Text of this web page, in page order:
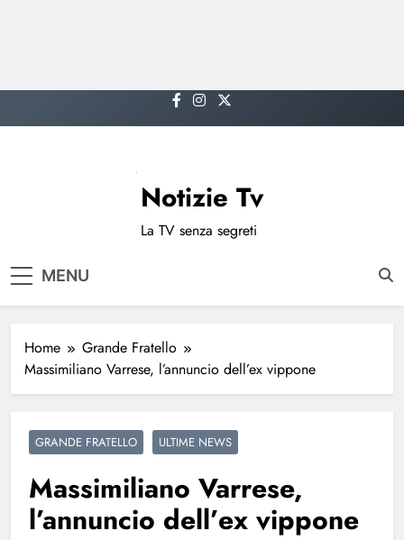
to
Notizie Tv
La TV senza segreti
MENU
Home
Grande Fratello
Massimiliano Varrese, l’annuncio dell’ex vippone
GRANDE FRATELLO ULTIME NEWS
Massimiliano Varrese,
l’annuncio dell’ex vippone